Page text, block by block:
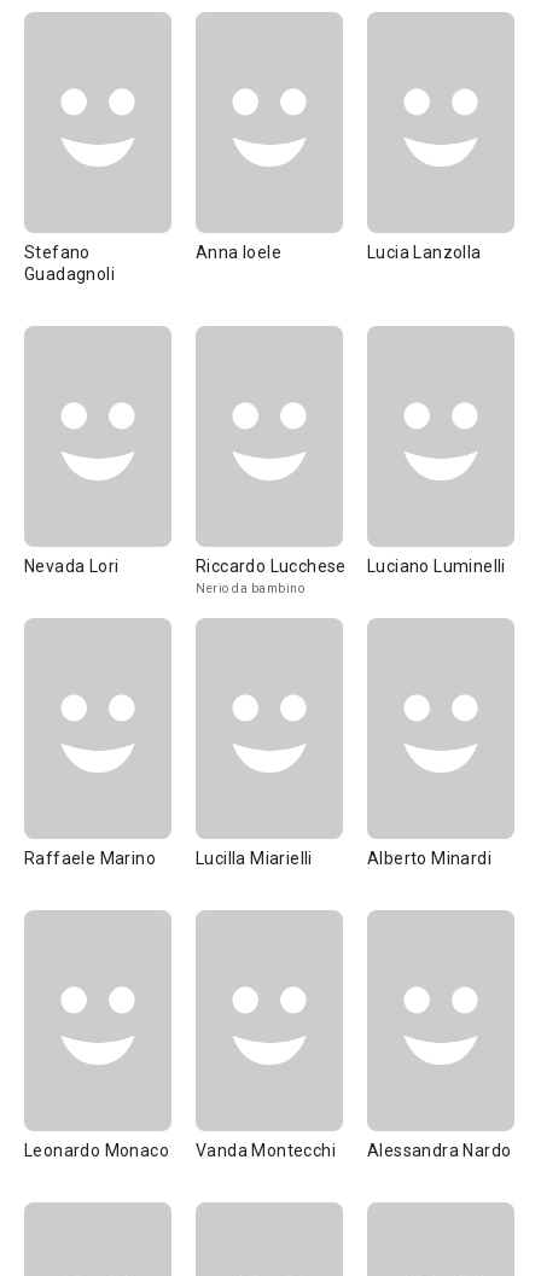
Stefano
Guadagnoli
Anna Ioele Lucia Lanzolla
Nevada Lori Riccardo Lucchese
Nerio da bambino
Luciano Luminelli
Raffaele Marino Lucilla Miarielli Alberto Minardi
Leonardo Monaco Vanda Montecchi Alessandra Nardo